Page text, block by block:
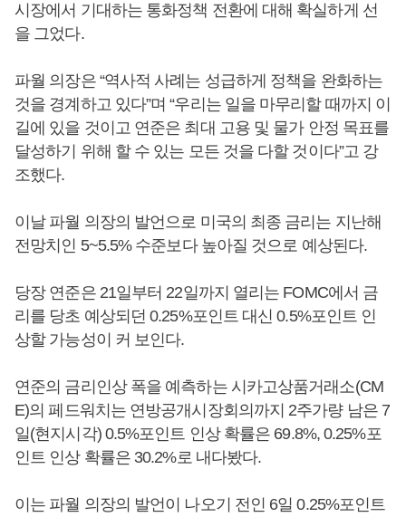
시장에서 기대하는 통화정책 전환에 대해 확실하게 선
을 그었다.
파월 의장은 “역사적 사례는 성급하게 정책을 완화하는
것을 경계하고 있다”며 “우리는 일을 마무리할 때까지 이
길에 있을 것이고 연준은 최대 고용 및 물가 안정 목표를
달성하기 위해 할 수 있는 모든 것을 다할 것이다”고 강
조했다.
이날 파월 의장의 발언으로 미국의 최종 금리는 지난해
전망치인 5~5.5% 수준보다 높아질 것으로 예상된다.
당장 연준은 21일부터 22일까지 열리는 FOMC에서 금
리를 당초 예상되던 0.25%포인트 대신 0.5%포인트 인
상할 가능성이 커 보인다.
연준의 금리인상 폭을 예측하는 시카고상품거래소(CM
E)의 페드워치는 연방공개시장회의까지 2주가량 남은 7
일(현지시각) 0.5%포인트 인상 확률은 69.8%, 0.25%포
인트 인상 확률은 30.2%로 내다봤다.
이는 파월 의장의 발언이 나오기 전인 6일 0.25%포인트